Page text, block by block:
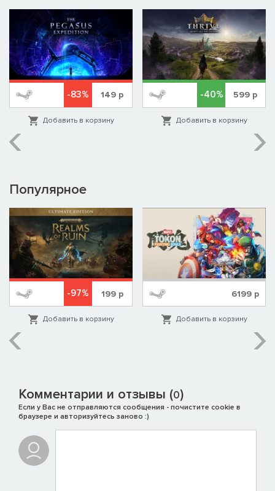
-83% 149 р
Добавить в корзину
-40% 599 р
Добавить в корзину
Популярное
-97% 199р
Добавить в корзину
6199 р
Добавить в корзину
Комментарии и отзывы (0)
Если у Вас не отправляются сообщения - почистите cookie в
браузере и авторизуйтесь заново :)